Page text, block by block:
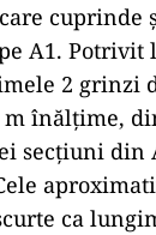
cuprinde
A1. Potrivit
2 grinzi
înălțime,
secțiuni din
ca